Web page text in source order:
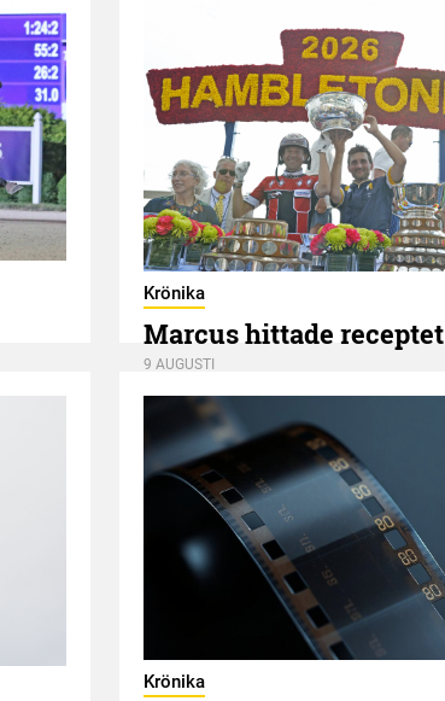
Krönika
Marcus hittade receptet
9 AUGUSTI
Krönika